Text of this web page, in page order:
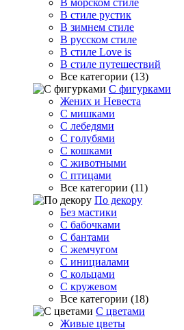
В морском стиле
В стиле рустик
В зимнем стиле
В русском стиле
В стиле Love is
В стиле путешествий
Все категории (13)
С фигурками
Жених и Невеста
С мишками
С лебедями
С голубями
С кошками
С животными
С птицами
Все категории (11)
По декору
Без мастики
С бабочками
С бантами
С жемчугом
С инициалами
С кольцами
С кружевом
Все категории (18)
С цветами
Живые цветы